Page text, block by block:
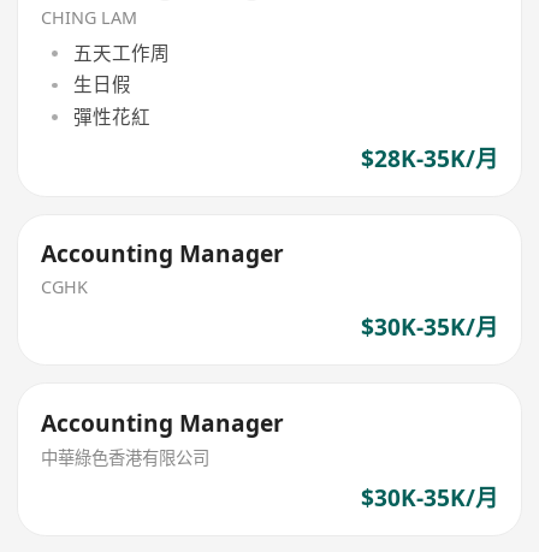
CHING LAM
五天工作周
生日假
彈性花紅
$28K-35K/月
Accounting Manager
CGHK
$30K-35K/月
Accounting Manager
中華綠色香港有限公司
$30K-35K/月